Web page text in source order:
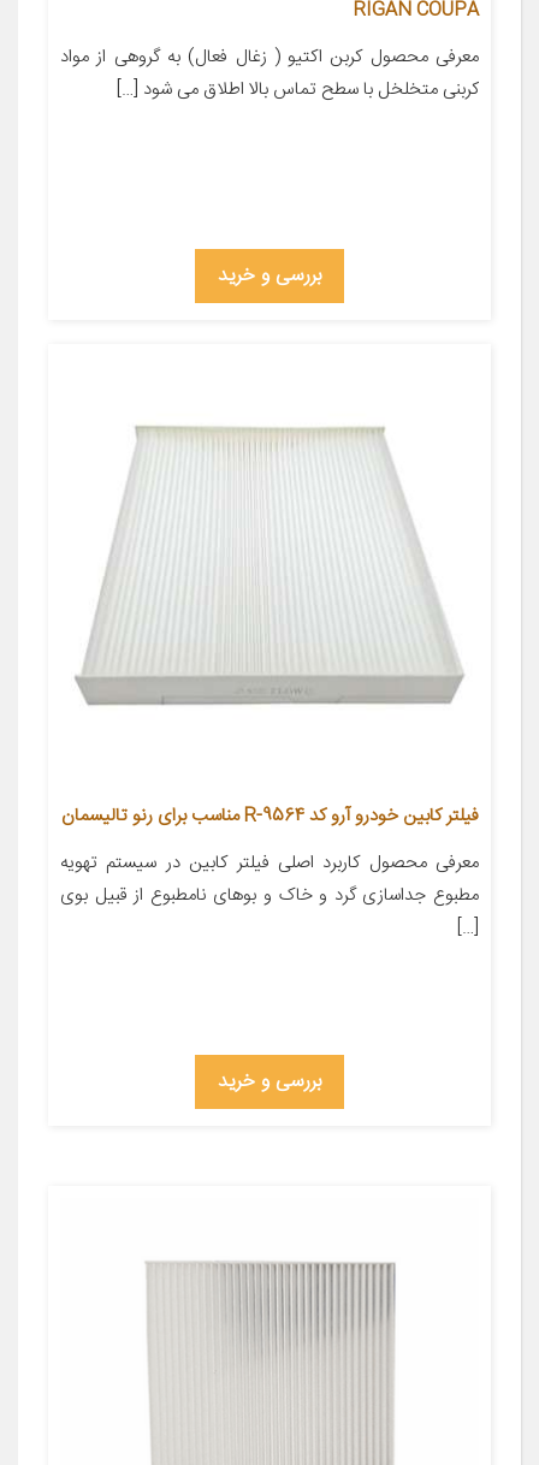
RIGAN COUPA
معرفی محصول کربن اکتیو ( زغال فعال) به گروهی از مواد
کربنی متخلخل با سطح تماس بالا اطلاق می شود […]
بررسی و خرید
فیلتر کابین خودرو آرو کد R-9564 مناسب برای رنو تالیسمان
معرفی محصول کاربرد اصلی فیلتر کابین در سیستم تهویه
مطبوع جداسازی گرد و خاک و بوهای نامطبوع از قبیل بوی
[…]
بررسی و خرید